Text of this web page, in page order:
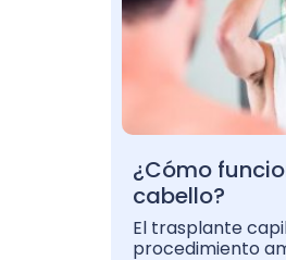
¿Cómo
cabello?
El trasplante
procedimiento